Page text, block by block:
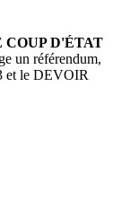
COUP D'ÉTAT
un référendum,
et le DEVOIR